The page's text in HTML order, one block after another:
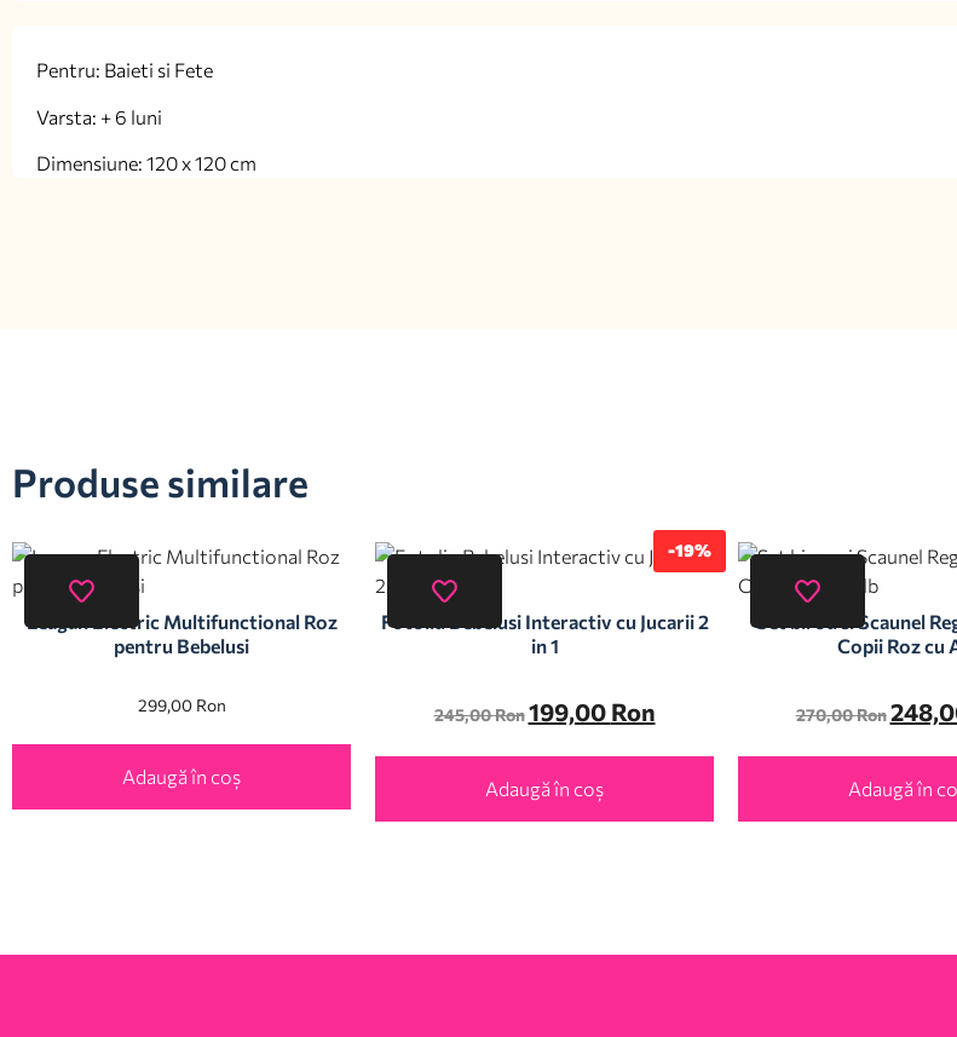
Pentru: Baieti si Fete
Varsta: + 6 luni
Dimensiune: 120 x 120 cm
Produse similare
Leagan Electric Multifunctional Roz
pentru Bebelusi
299,00 Ron
Adaugă în coș
-19%
Fotoliu Bebelusi Interactiv cu Jucarii 2
in 1
245,00Ron 199,00 Ron
Adaugă în coș
Set birou si Scaunel
Copii Roz cu
270,00Ron
Adaugă în